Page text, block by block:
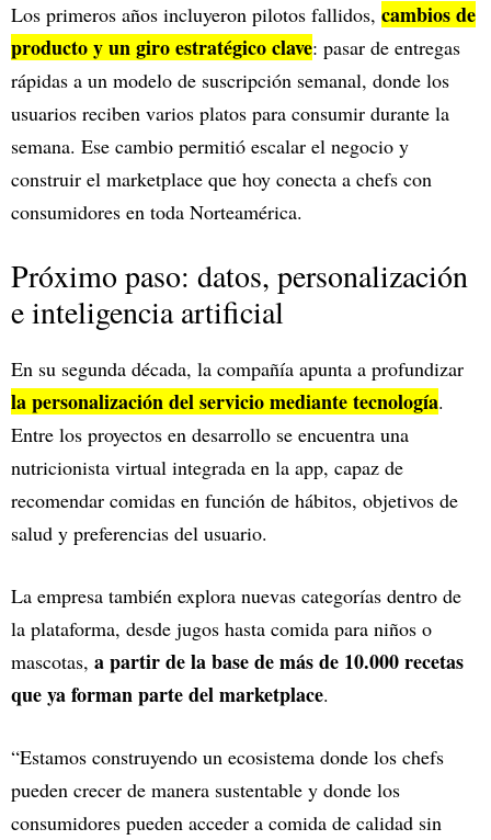
Los primeros años incluyeron pilotos fallidos, cambios de
producto y un giro estratégico clave: pasar de entregas
rápidas a un modelo de suscripción semanal, donde los
usuarios reciben varios platos para consumir durante la
semana. Ese cambio permitió escalar el negocio y
construir el marketplace que hoy conecta a chefs con
consumidores en toda Norteamérica.
Próximo paso: datos, personalización
e inteligencia artificial
En su segunda década, la compañía apunta a profundizar
la personalización del servicio mediante tecnología.
Entre los proyectos en desarrollo se encuentra una
nutricionista virtual integrada en la app, capaz de
recomendar comidas en función de hábitos, objetivos de
salud y preferencias del usuario.
La empresa también explora nuevas categorías dentro de
la plataforma, desde jugos hasta comida para niños o
mascotas, a partir de la base de más de 10.000 recetas
que ya forman parte del marketplace.
“Estamos construyendo un ecosistema donde los chefs
pueden crecer de manera sustentable y donde los
consumidores pueden acceder a comida de calidad sin